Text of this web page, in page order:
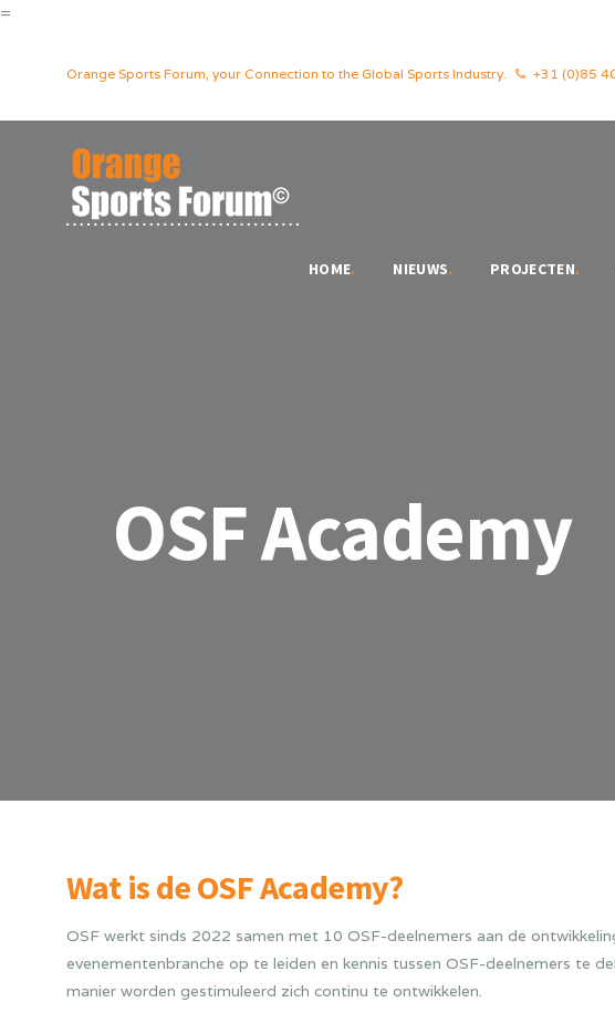
=
Orange Sports Forum, your Connection to the Global Sports Industry. +31 (0)85
HOME. NIEUWS. PROJECTEN.
OSF Academy
Wat is de OSF Academy?
OSF werkt sinds 2022 samen met 10 OSF-deelnemers aan de
evenementenbranche op te leiden en kennis tussen OSF-deelnemers te
manier worden gestimuleerd zich continu te ontwikkelen.